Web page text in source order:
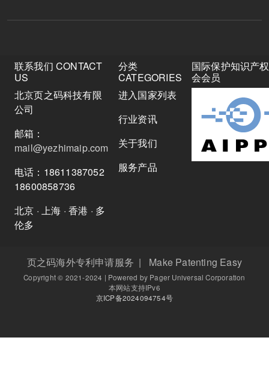
联系我们 CONTACT
US
北京页之码科技有限
公司
邮箱：
mail@yezhimaip.com
电话：18611387052
18600858736
北京 · 上海 · 香港 · 多
伦多
分类
CATEGORIES
进入国家列表
行业资讯
关于我们
服务产品
国际保护知识产
会会员
页之码海外专利申请服务 | Make Patenting Easy
Copyright © 2021-2024 | Powered by Pager Universal Corporation
本网站支持IPv6
京ICP备2024094754号